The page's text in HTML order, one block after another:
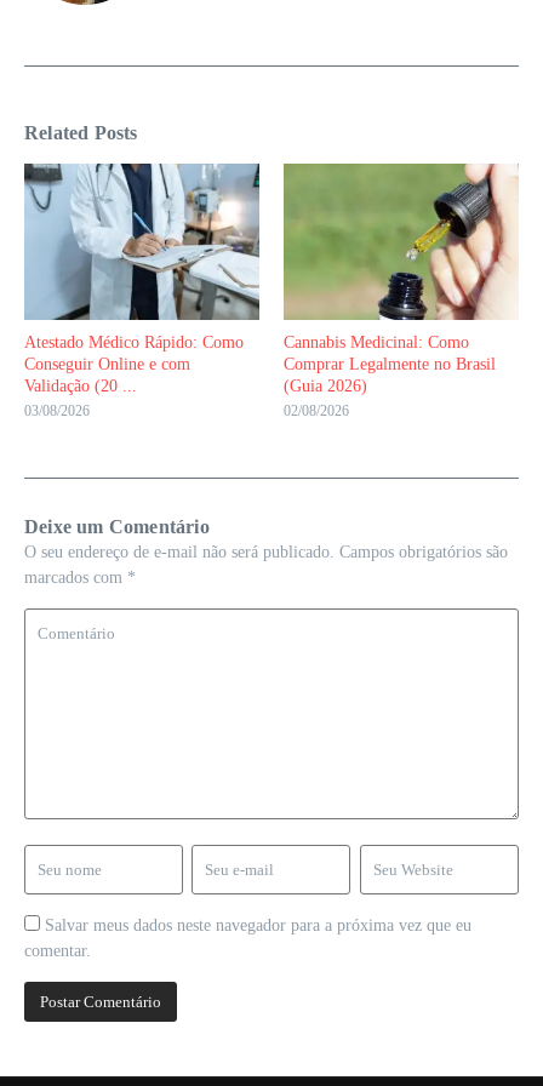
Related Posts
Atestado Médico Rápido: Como
Conseguir Online e com
Validação (20 ...
03/08/2026
Cannabis Medicinal: Como
Comprar Legalmente no Brasil
(Guia 2026)
02/08/2026
Deixe um Comentário
O seu endereço de e-mail não será publicado. Campos obrigatórios são
marcados com *
Salvar meus dados neste navegador para a próxima vez que eu
comentar.